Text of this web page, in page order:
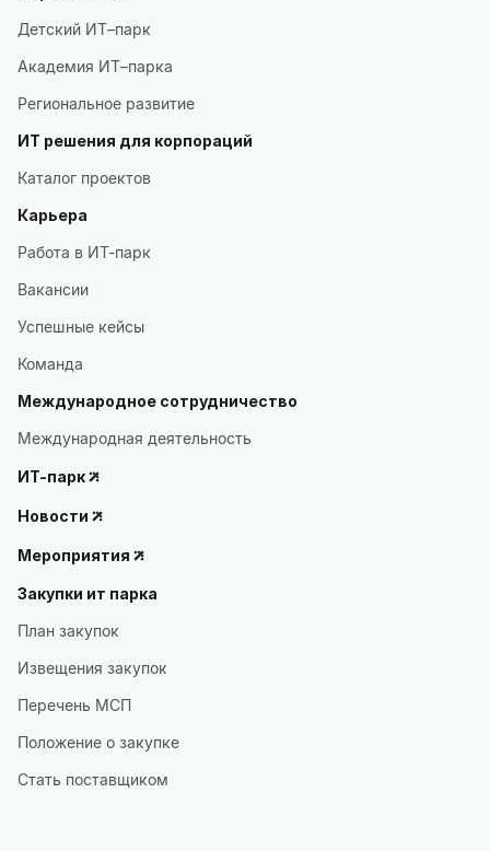
Детский ИТ–парк
Академия ИТ–парка
Региональное развитие
ИТ решения для корпораций
Каталог проектов
Карьера
Работа в ИТ-парк
Вакансии
Успешные кейсы
Команда
Международное сотрудничество
Международная деятельность
ИТ-парк
Новости
Мероприятия
Закупки ит парка
План закупок
Извещения закупок
Перечень МСП
Положение о закупке
Стать поставщиком